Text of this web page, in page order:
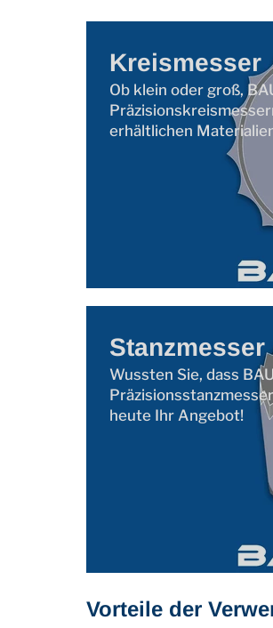
Kreismesser
Ob klein oder groß,
erhältlichen
Stanzmesser
Wussten Sie, dass
heute Ihr Angebot!
Vorteile der